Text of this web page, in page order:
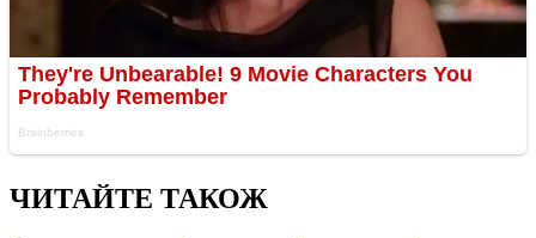
ЧИТАЙТЕ ТАКОЖ